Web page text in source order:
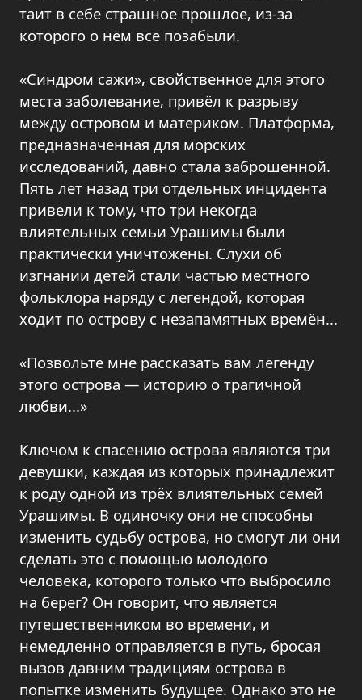
таит в себе страшное прошлое, из-за
которого о нём все позабыли.
«Синдром сажи», свойственное для этого
места заболевание, привёл к разрыву
между островом и материком. Платформа,
предназначенная для морских
исследований, давно стала заброшенной.
Пять лет назад три отдельных инцидента
привели к тому, что три некогда
влиятельных семьи Урашимы были
практически уничтожены. Слухи об
изгнании детей стали частью местного
фольклора наряду с легендой, которая
ходит по острову с незапамятных времён...
«Позвольте мне рассказать вам легенду
этого острова — историю о трагичной
любви...»
Ключом к спасению острова являются три
девушки, каждая из которых принадлежит
к роду одной из трёх влиятельных семей
Урашимы. В одиночку они не способны
изменить судьбу острова, но смогут ли они
сделать это с помощью молодого
человека, которого только что выбросило
на берег? Он говорит, что является
путешественником во времени, и
немедленно отправляется в путь, бросая
вызов давним традициям острова в
попытке изменить будущее. Однако это не